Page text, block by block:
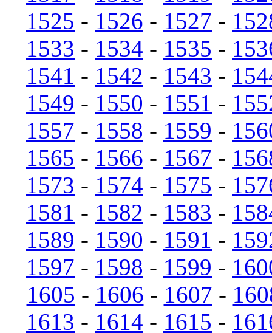
1525 - 1526 - 1527 -
1533 - 1534 - 1535 -
1541 - 1542 - 1543 -
1549 - 1550 - 1551 -
1557 - 1558 - 1559 -
1565 - 1566 - 1567 -
1573 - 1574 - 1575 -
1581 - 1582 - 1583 -
1589 - 1590 - 1591 -
1597 - 1598 - 1599 -
1605 - 1606 - 1607 -
1613 - 1614 - 1615 -